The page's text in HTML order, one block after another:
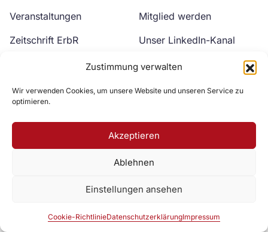
Zustimmung verwalten
Wir verwenden Cookies, um unsere Website und unseren Service zu
optimieren.
Akzeptieren
Ablehnen
Einstellungen ansehen
Cookie-RichtlinieDatenschutzerklärungImpressum
Veranstaltungen
Zeitschrift ErbR
Mitglied werden
Unser LinkedIn-Kanal
Unser YouTube-Kanal
Zur DAV Webseite